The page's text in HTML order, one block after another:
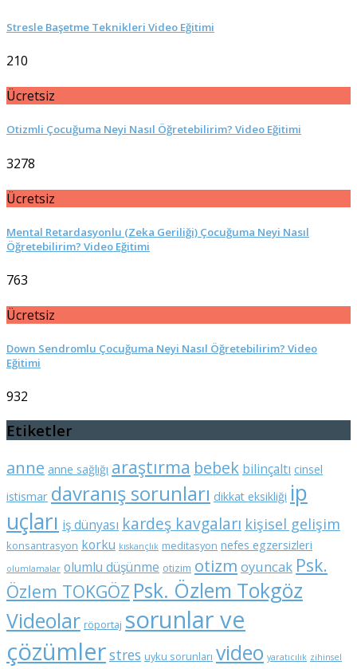
Stresle Başetme Teknikleri Video Eğitimi
210
Ücretsiz
Otizmli Çocuğuma Neyi Nasıl Öğretebilirim? Video Eğitimi
3278
Ücretsiz
Mental Retardasyonlu (Zeka Geriliği) Çocuğuma Neyi Nasıl
Öğretebilirim? Video Eğitimi
763
Ücretsiz
Down Sendromlu Çocuğuma Neyi Nasıl Öğretebilirim? Video
Eğitimi
932
Etiketler
anne anne sağlığı araştırma bebek bilinçaltı cinsel
istismar davranış sorunları dikkat eksikliği ip
uçları iş dünyası kardeş kavgaları kişisel gelişim
konsantrasyon korku kıskançlık meditasyon nefes egzersizleri
olumlamalar olumlu düşünme otizim otizm oyuncak Psk.
Özlem TOKGÖZ Psk. Özlem Tokgöz
Videolar röportaj sorunlar ve
çözümlerstres uyku sorunları video yaratıcılık zihinsel